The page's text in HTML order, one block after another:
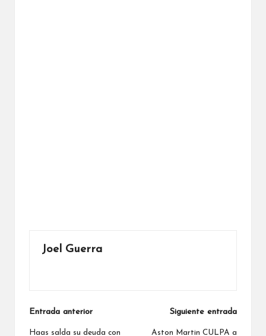
Joel Guerra
Navegación
Entrada anterior
Haas salda su deuda con
Siguiente entrada
Aston Martin CULPA a